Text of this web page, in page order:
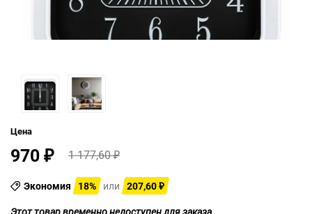
Цена
970 ₽ 1 177,60₽
Экономия 18% или 207,60 ₽